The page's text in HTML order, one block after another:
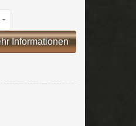
Informationen